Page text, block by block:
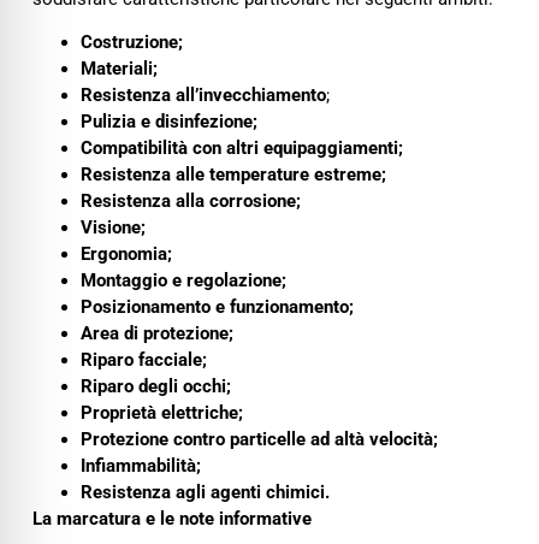
Costruzione;
Materiali;
Resistenza all’invecchiamento;
Pulizia e disinfezione;
Compatibilità con altri equipaggiamenti;
Resistenza alle temperature estreme;
Resistenza alla corrosione;
Visione;
Ergonomia;
Montaggio e regolazione;
Posizionamento e funzionamento;
Area di protezione;
Riparo facciale;
Riparo degli occhi;
Proprietà elettriche;
Protezione contro particelle ad altà velocità;
Infiammabilità;
Resistenza agli agenti chimici.
La marcatura e le note informative